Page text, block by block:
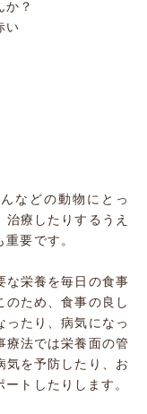
か？
い
などの動物にとっ
療したりするうえ
要です。
な栄養を毎日の食事
のため、食事の良し
ったり、病気になっ
療法では栄養面の管
気を予防したり、お
トしたりします。